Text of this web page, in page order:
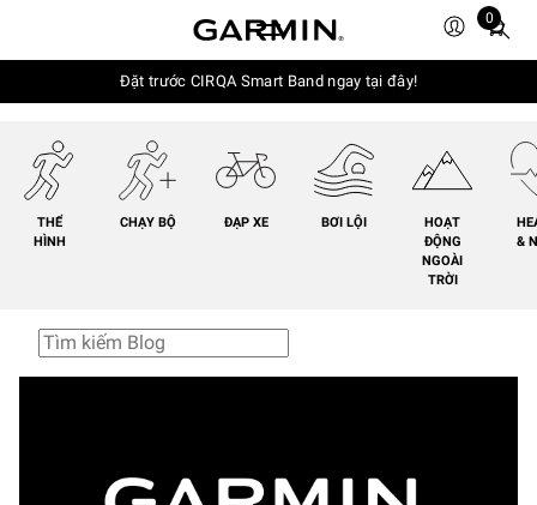
0
Total
cart:
Đặt trước CIRQA Smart Band ngay tại đây!
THỂ
HÌNH
CHẠY BỘ ĐẠP XE BƠI LỘI
HOẠT
ĐỘNG
NGOÀI
TRỜI
&